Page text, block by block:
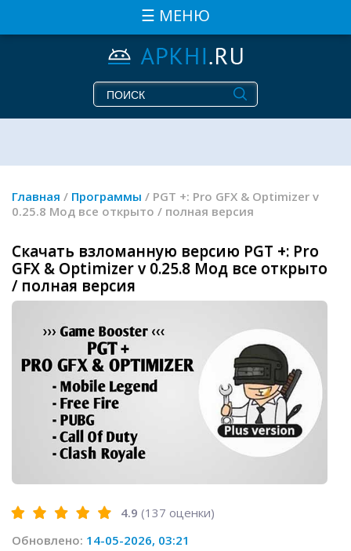
☰ МЕНЮ
Главная / Программы / PGT +: Pro GFX & Optimizer v
0.25.8 Мод все открыто / полная версия
Скачать взломанную версию PGT +: Pro
GFX & Optimizer v 0.25.8 Мод все открыто
/ полная версия
4.9 (137 оценки)
Обновлено: 14-05-2026, 03:21